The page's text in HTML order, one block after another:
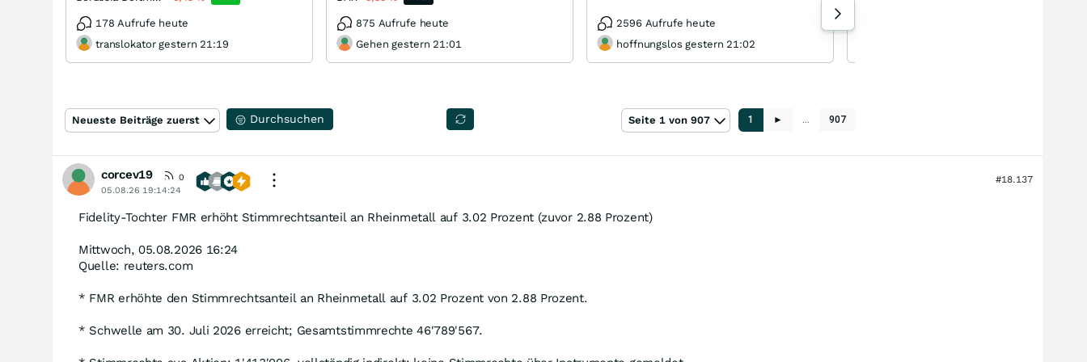
wird, entscheidet sich aber erst an den Widerständen
oberhalb von 1.300 Euro und letztlich an der 200-Tage-
Linie.
Für uns Kleinanleger ggf. mit einem sicher höheren
Ich hoffe, dass der Vorstand am 06.08. einen
online.de/_media/26190/board/20260805000322-
292041c5d4f52e4e624a24e03b187c5f996aadfe4b02aa067.png
178 Aufrufe heute
translokator gestern 21:19
875 Aufrufe heute
Gehen gestern 21:01
2596 Aufrufe heute
hoffnungslos gestern 21:02
Neueste Beiträge zuerst Durchsuchen 1 ► … 907
Seite 1 von 907
corcev19
0
05.08.26 19:14:24
#18.137
Fidelity-Tochter FMR erhöht Stimmrechtsanteil an Rheinmetall auf 3.02 Prozent (zuvor 2.88 Prozent)
Mittwoch, 05.08.2026 16:24
Quelle: reuters.com
* FMR erhöhte den Stimmrechtsanteil an Rheinmetall auf 3.02 Prozent von 2.88 Prozent.
* Schwelle am 30. Juli 2026 erreicht; Gesamtstimmrechte 46'789'567.